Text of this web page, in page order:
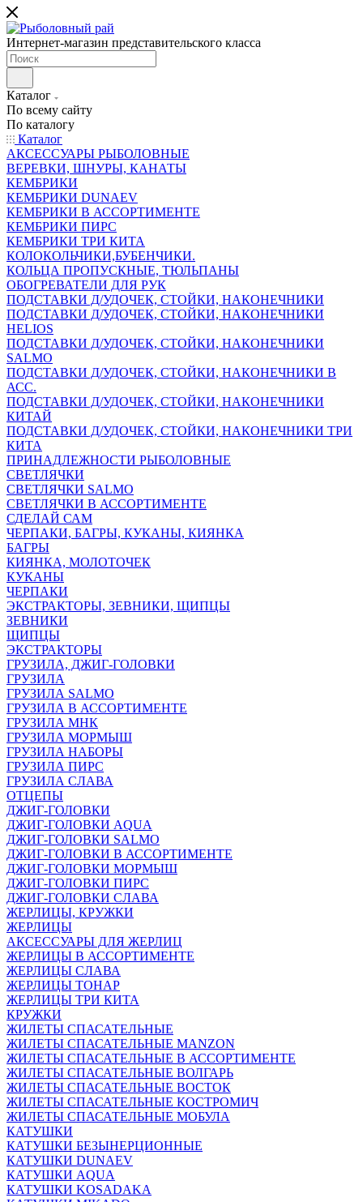
Интернет-магазин представительского класса
Каталог
По всему сайту
По каталогу
Каталог
АКСЕССУАРЫ РЫБОЛОВНЫЕ
ВЕРЕВКИ, ШНУРЫ, КАНАТЫ
КЕМБРИКИ
КЕМБРИКИ DUNAEV
КЕМБРИКИ В АССОРТИМЕНТЕ
КЕМБРИКИ ПИРС
КЕМБРИКИ ТРИ КИТА
КОЛОКОЛЬЧИКИ,БУБЕНЧИКИ.
КОЛЬЦА ПРОПУСКНЫЕ, ТЮЛЬПАНЫ
ОБОГРЕВАТЕЛИ ДЛЯ РУК
ПОДСТАВКИ Д/УДОЧЕК, СТОЙКИ, НАКОНЕЧНИКИ
ПОДСТАВКИ Д/УДОЧЕК, СТОЙКИ, НАКОНЕЧНИКИ
HELIOS
ПОДСТАВКИ Д/УДОЧЕК, СТОЙКИ, НАКОНЕЧНИКИ
SALMO
ПОДСТАВКИ Д/УДОЧЕК, СТОЙКИ, НАКОНЕЧНИКИ В
АСС.
ПОДСТАВКИ Д/УДОЧЕК, СТОЙКИ, НАКОНЕЧНИКИ
КИТАЙ
ПОДСТАВКИ Д/УДОЧЕК, СТОЙКИ, НАКОНЕЧНИКИ ТРИ
КИТА
ПРИНАДЛЕЖНОСТИ РЫБОЛОВНЫЕ
СВЕТЛЯЧКИ
СВЕТЛЯЧКИ SALMO
СВЕТЛЯЧКИ В АССОРТИМЕНТЕ
СДЕЛАЙ САМ
ЧЕРПАКИ, БАГРЫ, КУКАНЫ, КИЯНКА
БАГРЫ
КИЯНКА, МОЛОТОЧЕК
КУКАНЫ
ЧЕРПАКИ
ЭКСТРАКТОРЫ, ЗЕВНИКИ, ЩИПЦЫ
ЗЕВНИКИ
ЩИПЦЫ
ЭКСТРАКТОРЫ
ГРУЗИЛА, ДЖИГ-ГОЛОВКИ
ГРУЗИЛА
ГРУЗИЛА SALMO
ГРУЗИЛА В АССОРТИМЕНТЕ
ГРУЗИЛА МНК
ГРУЗИЛА МОРМЫШ
ГРУЗИЛА НАБОРЫ
ГРУЗИЛА ПИРС
ГРУЗИЛА СЛАВА
ОТЦЕПЫ
ДЖИГ-ГОЛОВКИ
ДЖИГ-ГОЛОВКИ AQUA
ДЖИГ-ГОЛОВКИ SALMO
ДЖИГ-ГОЛОВКИ В АССОРТИМЕНТЕ
ДЖИГ-ГОЛОВКИ МОРМЫШ
ДЖИГ-ГОЛОВКИ ПИРС
ДЖИГ-ГОЛОВКИ СЛАВА
ЖЕРЛИЦЫ, КРУЖКИ
ЖЕРЛИЦЫ
АКСЕССУАРЫ ДЛЯ ЖЕРЛИЦ
ЖЕРЛИЦЫ В АССОРТИМЕНТЕ
ЖЕРЛИЦЫ СЛАВА
ЖЕРЛИЦЫ ТОНАР
ЖЕРЛИЦЫ ТРИ КИТА
КРУЖКИ
ЖИЛЕТЫ СПАСАТЕЛЬНЫЕ
ЖИЛЕТЫ СПАСАТЕЛЬНЫЕ MANZON
ЖИЛЕТЫ СПАСАТЕЛЬНЫЕ В АССОРТИМЕНТЕ
ЖИЛЕТЫ СПАСАТЕЛЬНЫЕ ВОЛГАРЬ
ЖИЛЕТЫ СПАСАТЕЛЬНЫЕ ВОСТОК
ЖИЛЕТЫ СПАСАТЕЛЬНЫЕ КОСТРОМИЧ
ЖИЛЕТЫ СПАСАТЕЛЬНЫЕ МОБУЛА
КАТУШКИ
КАТУШКИ БЕЗЫНЕРЦИОННЫЕ
КАТУШКИ DUNAEV
КАТУШКИ AQUA
КАТУШКИ KOSADAKA